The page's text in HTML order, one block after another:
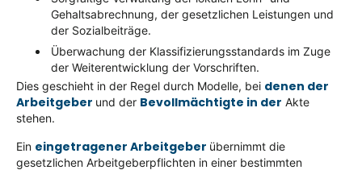
Gehaltsabrechnung, der gesetzlichen Leistungen und
der Sozialbeiträge.
Überwachung der Klassifizierungsstandards im Zuge
der Weiterentwicklung der Vorschriften.
Dies geschieht in der Regel durch Modelle, bei denen der
Arbeitgeber und der Bevollmächtigte in der Akte
stehen.
Ein eingetragener Arbeitgeber übernimmt die
gesetzlichen Arbeitgeberpflichten in einer bestimmten